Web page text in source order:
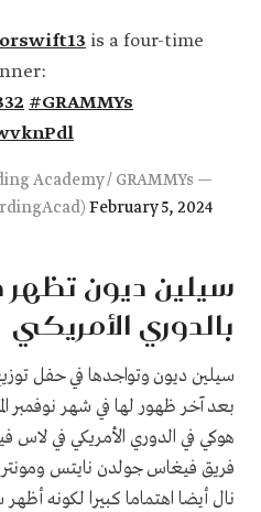
is a four-time
#GRAMMYs
Academy / GRAMMYs
February 5, 2024
سيلين ديون تظهر
بالدوري الأمريكي
بعد آخر ظهور لها في شهر نوفمبر
هوكي في الدوري الأمريكي في
فريق فيغاس جولدن نايتس
نال أيضا اهتماما كبيرا لكونه